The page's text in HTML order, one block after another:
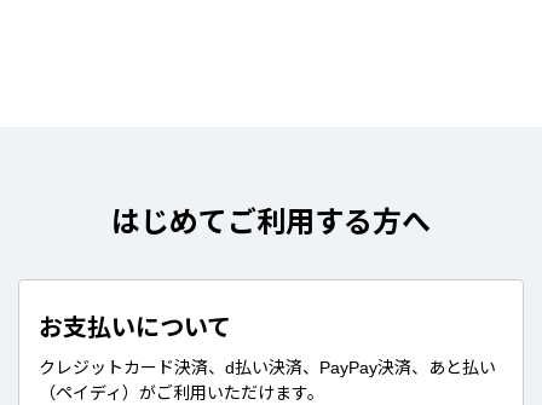
はじめてご利用する方へ
お支払いについて
クレジットカード決済、d払い決済、PayPay決済、あと払い
（ペイディ）がご利用いただけます。